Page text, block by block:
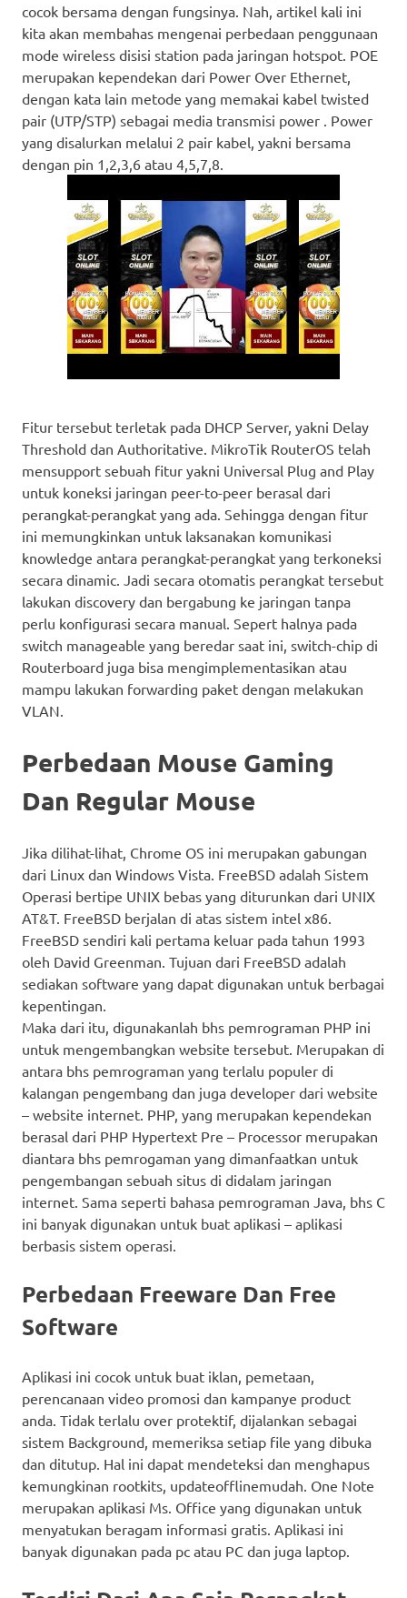
cocok bersama dengan fungsinya. Nah, artikel kali ini
kita akan membahas mengenai perbedaan penggunaan
mode wireless disisi station pada jaringan hotspot. POE
merupakan kependekan dari Power Over Ethernet,
dengan kata lain metode yang memakai kabel twisted
pair (UTP/STP) sebagai media transmisi power . Power
yang disalurkan melalui 2 pair kabel, yakni bersama
dengan pin 1,2,3,6 atau 4,5,7,8.
Fitur tersebut terletak pada DHCP Server, yakni Delay
Threshold dan Authoritative. MikroTik RouterOS telah
mensupport sebuah fitur yakni Universal Plug and Play
untuk koneksi jaringan peer-to-peer berasal dari
perangkat-perangkat yang ada. Sehingga dengan fitur
ini memungkinkan untuk laksanakan komunikasi
knowledge antara perangkat-perangkat yang terkoneksi
secara dinamic. Jadi secara otomatis perangkat tersebut
lakukan discovery dan bergabung ke jaringan tanpa
perlu konfigurasi secara manual. Sepert halnya pada
switch manageable yang beredar saat ini, switch-chip di
Routerboard juga bisa mengimplementasikan atau
mampu lakukan forwarding paket dengan melakukan
VLAN.
Perbedaan Mouse Gaming
Dan Regular Mouse
Jika dilihat-lihat, Chrome OS ini merupakan gabungan
dari Linux dan Windows Vista. FreeBSD adalah Sistem
Operasi bertipe UNIX bebas yang diturunkan dari UNIX
AT&T. FreeBSD berjalan di atas sistem intel x86.
FreeBSD sendiri kali pertama keluar pada tahun 1993
oleh David Greenman. Tujuan dari FreeBSD adalah
sediakan software yang dapat digunakan untuk berbagai
kepentingan.
Maka dari itu, digunakanlah bhs pemrograman PHP ini
untuk mengembangkan website tersebut. Merupakan di
antara bhs pemrograman yang terlalu populer di
kalangan pengembang dan juga developer dari website
– website internet. PHP, yang merupakan kependekan
berasal dari PHP Hypertext Pre – Processor merupakan
diantara bhs pemrogaman yang dimanfaatkan untuk
pengembangan sebuah situs di didalam jaringan
internet. Sama seperti bahasa pemrograman Java, bhs C
ini banyak digunakan untuk buat aplikasi – aplikasi
berbasis sistem operasi.
Perbedaan Freeware Dan Free
Software
Aplikasi ini cocok untuk buat iklan, pemetaan,
perencanaan video promosi dan kampanye product
anda. Tidak terlalu over protektif, dijalankan sebagai
sistem Background, memeriksa setiap file yang dibuka
dan ditutup. Hal ini dapat mendeteksi dan menghapus
kemungkinan rootkits, updateofflinemudah. One Note
merupakan aplikasi Ms. Office yang digunakan untuk
menyatukan beragam informasi gratis. Aplikasi ini
banyak digunakan pada pc atau PC dan juga laptop.